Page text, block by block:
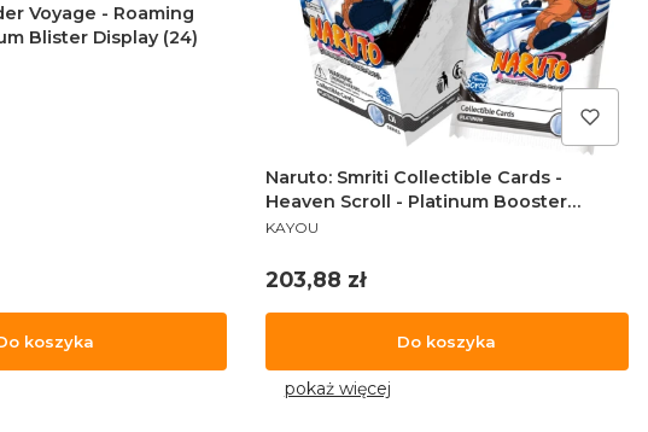
Voyage - Roaming
Blister Display (24)
koszyka
Naruto: Smriti Collectible Cards -
Heaven Scroll - Platinum Booster
Display (12)
PRODUCENT
KAYOU
Cena
203,88 zł
Do koszyka
pokaż więcej